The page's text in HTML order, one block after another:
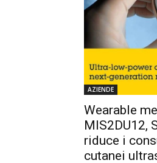
AZIENDE
Wearable
MIS2DU12,
riduce i
cutanei